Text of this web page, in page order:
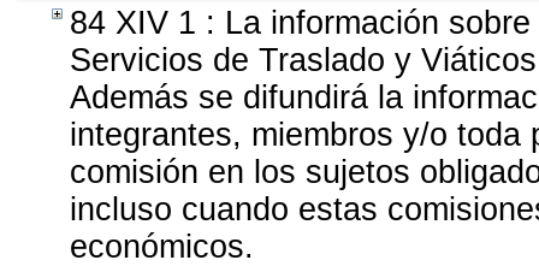
84 XIV 1 : La información
Servicios de Traslado y
Además se difundirá la
integrantes, miembros y/o toda
comisión en los sujetos
incluso cuando estas
económicos.